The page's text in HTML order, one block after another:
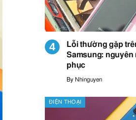
Lỗi thường gặp
Samsung: nguyên
phục
By Nhinguyen
ĐIỆN THOẠI